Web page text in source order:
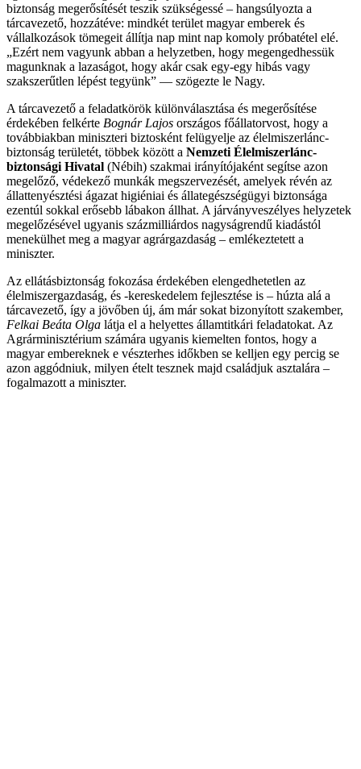
biztonság megerősítését teszik szükségessé – hangsúlyozta a
tárcavezető, hozzátéve: mindkét terület magyar emberek és
vállalkozások tömegeit állítja nap mint nap komoly próbatétel elé.
„Ezért nem vagyunk abban a helyzetben, hogy megengedhessük
magunknak a lazaságot, hogy akár csak egy-egy hibás vagy
szakszerűtlen lépést tegyünk” — szögezte le Nagy.
A tárcavezető a feladatkörök különválasztása és megerősítése
érdekében felkérte Bognár Lajos országos főállatorvost, hogy a
továbbiakban miniszteri biztosként felügyelje az élelmiszerlánc-
biztonság területét, többek között a Nemzeti Élelmiszerlánc-
biztonsági Hivatal (Nébih) szakmai irányítójaként segítse azon
megelőző, védekező munkák megszervezését, amelyek révén az
állattenyésztési ágazat higiéniai és állategészségügyi biztonsága
ezentúl sokkal erősebb lábakon állhat. A járványveszélyes helyzetek
megelőzésével ugyanis százmilliárdos nagyságrendű kiadástól
menekülhet meg a magyar agrárgazdaság – emlékeztetett a
miniszter.
Az ellátásbiztonság fokozása érdekében elengedhetetlen az
élelmiszergazdaság, és -kereskedelem fejlesztése is – húzta alá a
tárcavezető, így a jövőben új, ám már sokat bizonyított szakember,
Felkai Beáta Olga látja el a helyettes államtitkári feladatokat. Az
Agrárminisztérium számára ugyanis kiemelten fontos, hogy a
magyar embereknek e vészterhes időkben se kelljen egy percig se
azon aggódniuk, milyen ételt tesznek majd családjuk asztalára –
fogalmazott a miniszter.